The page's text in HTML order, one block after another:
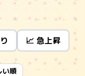
📈 急上昇
い順